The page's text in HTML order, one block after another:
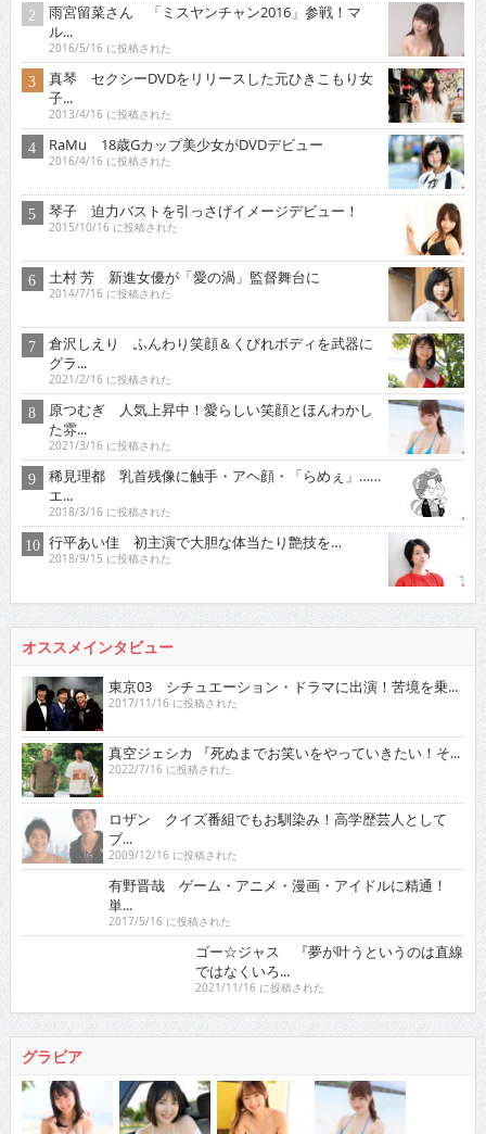
雨宮留菜さん 「ミスヤンチャン2016」参戦！マ
ル...
2016/5/16 に投稿された
真琴 セクシーDVDをリリースした元ひきこもり女
子...
2013/4/16 に投稿された
RaMu 18歳Gカップ美少女がDVDデビュー
2016/4/16 に投稿された
琴子 迫力バストを引っさげイメージデビュー！
2015/10/16 に投稿された
土村 芳 新進女優が「愛の渦」監督舞台に
2014/7/16 に投稿された
倉沢しえり ふんわり笑顔＆くびれボディを武器に
グラ...
2021/2/16 に投稿された
原つむぎ 人気上昇中！愛らしい笑顔とほんわかし
た雰...
2021/3/16 に投稿された
稀見理都 乳首残像に触手・アヘ顔・「らめぇ」……
エ...
2018/3/16 に投稿された
行平あい佳 初主演で大胆な体当たり艶技を…
2018/9/15 に投稿された
オススメインタビュー
東京03 シチュエーション・ドラマに出演！苦境を乗...
2017/11/16 に投稿された
真空ジェシカ 『死ぬまでお笑いをやっていきたい！そ...
2022/7/16 に投稿された
ロザン クイズ番組でもお馴染み！高学歴芸人として
ブ...
2009/12/16 に投稿された
有野晋哉 ゲーム・アニメ・漫画・アイドルに精通！
単...
2017/5/16 に投稿された
ゴー☆ジャス 『夢が叶うというのは直線ではなくい
2021/11/16 に投稿された
グラビア